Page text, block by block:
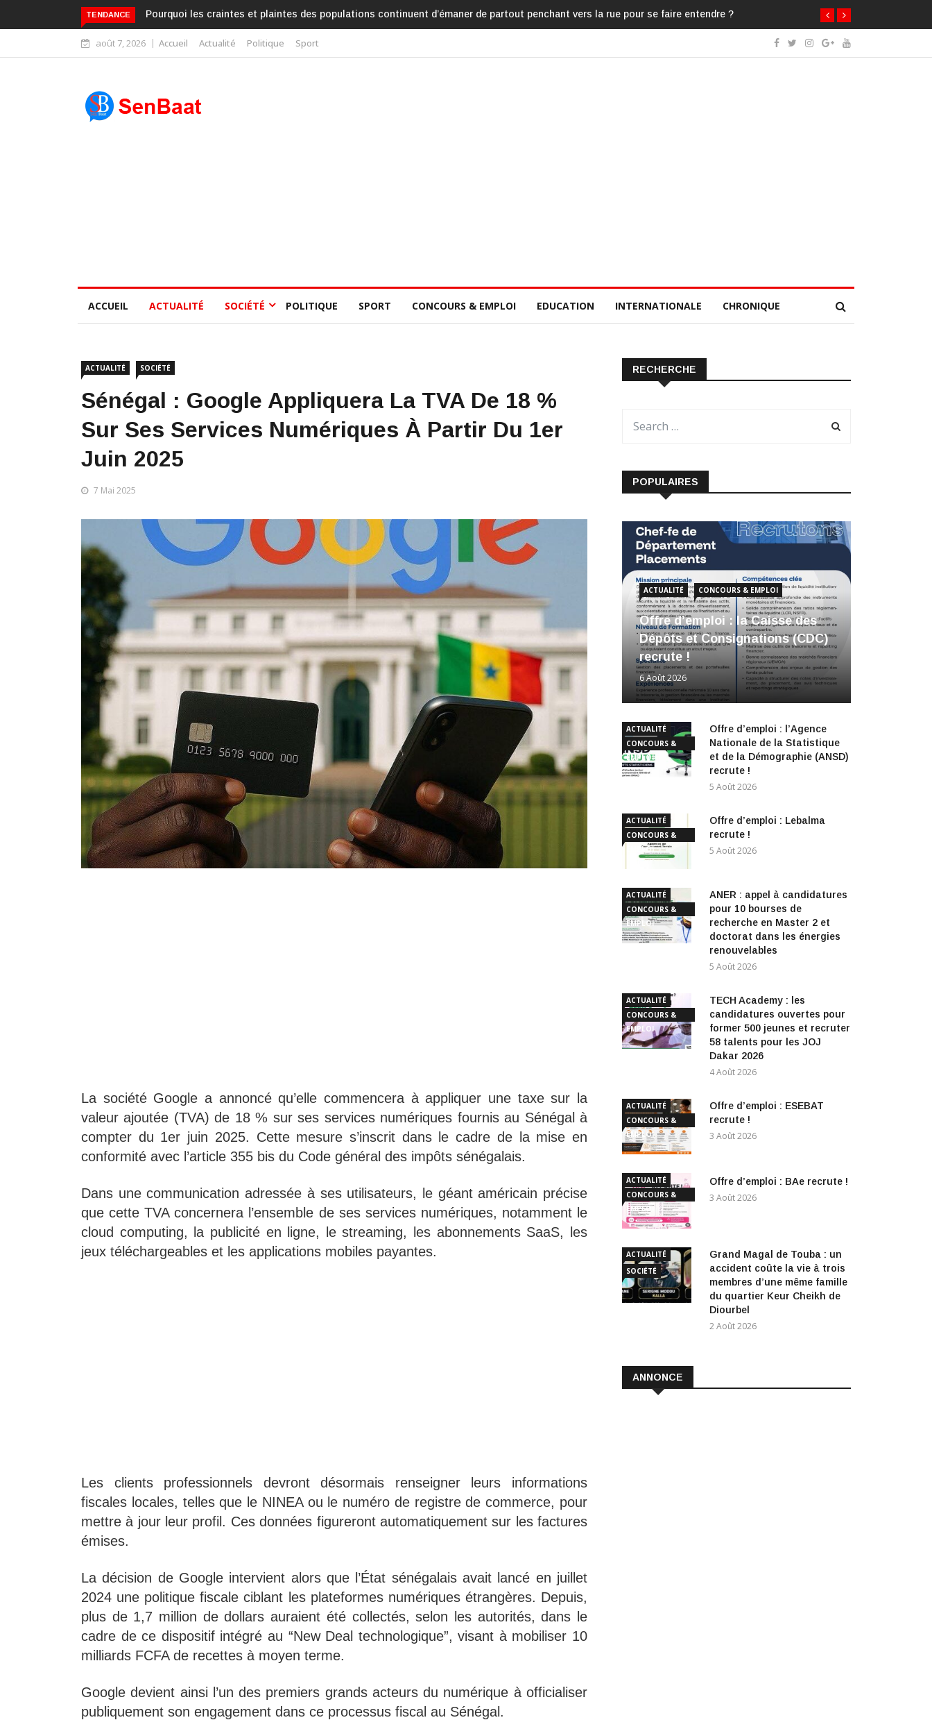
TENDANCE Pourquoi les craintes et plaintes des populations continuent d’émaner de partout penchant vers la rue pour se faire entendre ?
août 7, 2026 Accueil Actualité Politique Sport
ACCUEIL ACTUALITÉ SOCIÉTÉ POLITIQUE SPORT CONCOURS & EMPLOI EDUCATION INTERNATIONALE CHRONIQUE
ACTUALITÉ SOCIÉTÉ
Sénégal : Google Appliquera La TVA De 18 %
Sur Ses Services Numériques À Partir Du 1er
Juin 2025
7 Mai 2025
La société Google a annoncé qu’elle commencera à appliquer une taxe sur la
valeur ajoutée (TVA) de 18 % sur ses services numériques fournis au Sénégal à
compter du 1er juin 2025. Cette mesure s’inscrit dans le cadre de la mise en
conformité avec l’article 355 bis du Code général des impôts sénégalais.
Dans une communication adressée à ses utilisateurs, le géant américain précise
que cette TVA concernera l’ensemble de ses services numériques, notamment le
cloud computing, la publicité en ligne, le streaming, les abonnements SaaS, les
jeux téléchargeables et les applications mobiles payantes.
Les clients professionnels devront désormais renseigner leurs informations
fiscales locales, telles que le NINEA ou le numéro de registre de commerce, pour
mettre à jour leur profil. Ces données figureront automatiquement sur les factures
émises.
La décision de Google intervient alors que l’État sénégalais avait lancé en juillet
2024 une politique fiscale ciblant les plateformes numériques étrangères. Depuis,
plus de 1,7 million de dollars auraient été collectés, selon les autorités, dans le
cadre de ce dispositif intégré au “New Deal technologique”, visant à mobiliser 10
milliards FCFA de recettes à moyen terme.
Google devient ainsi l’un des premiers grands acteurs du numérique à officialiser
publiquement son engagement dans ce processus fiscal au Sénégal.
RECHERCHE
POPULAIRES
ACTUALITÉ CONCOURS & EMPLOI
Offre d’emploi : la Caisse des
Dépôts et Consignations (CDC)
recrute !
6 Août 2026
ACTUALITÉ
CONCOURS &
EMPLOI
Offre d’emploi : l’Agence
Nationale de la Statistique
et de la Démographie (ANSD)
recrute !
5 Août 2026
ACTUALITÉ
CONCOURS &
EMPLOI
Offre d’emploi : Lebalma
recrute !
5 Août 2026
ACTUALITÉ
CONCOURS &
EMPLOI
ANER : appel à candidatures
pour 10 bourses de
recherche en Master 2 et
doctorat dans les énergies
renouvelables
5 Août 2026
ACTUALITÉ
CONCOURS &
EMPLOI
TECH Academy : les
candidatures ouvertes pour
former 500 jeunes et recruter
58 talents pour les JOJ
Dakar 2026
4 Août 2026
ACTUALITÉ
CONCOURS &
EMPLOI
Offre d’emploi : ESEBAT
recrute !
3 Août 2026
ACTUALITÉ
CONCOURS &
EMPLOI
Offre d’emploi : BAe recrute !
3 Août 2026
ACTUALITÉ
SOCIÉTÉ
Grand Magal de Touba : un
accident coûte la vie à trois
membres d’une même famille
du quartier Keur Cheikh de
Diourbel
2 Août 2026
ANNONCE